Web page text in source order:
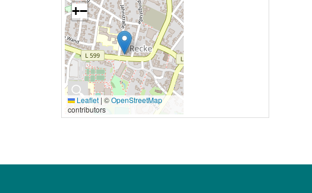
🔍
+−
Leaflet | ©OpenStreetMap
contributors